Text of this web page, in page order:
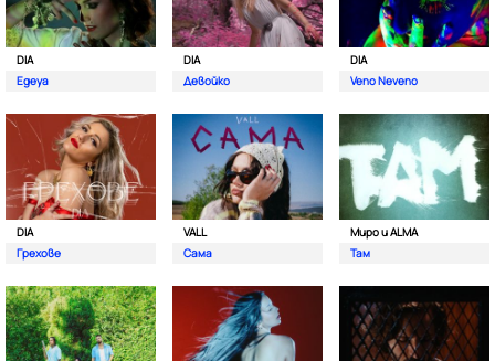
DIA
Egeya
DIA
Девойко
DIA
Veno Neveno
DIA
Грехове
VALL
Сама
Миро и ALMA
Там